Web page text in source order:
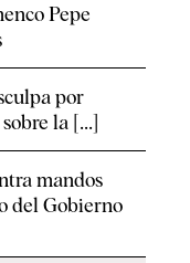
Pepe
por
la [...]
mandos
del Gobierno